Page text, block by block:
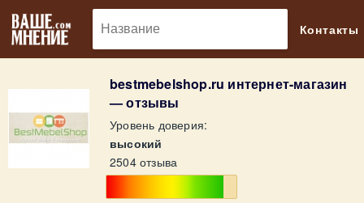
Контакты
bestmebelshop.ru интернет-магазин
— отзывы
Уровень доверия:
высокий
2504 отзыва